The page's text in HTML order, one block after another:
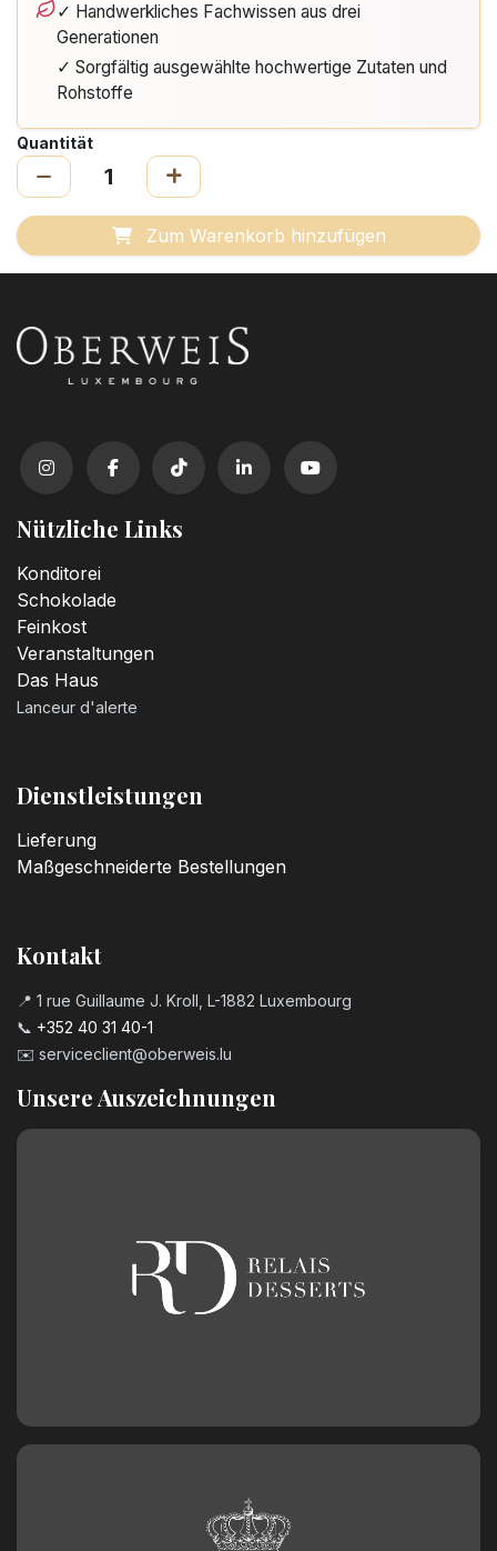
✓ Handwerkliches Fachwissen aus drei
Generationen
✓ Sorgfältig ausgewählte hochwertige Zutaten und
Rohstoffe
Quantität
Zum Warenkorb hinzufügen
Nützliche Links
Konditorei
Schokolade
Feinkost
Veranstaltungen
Das Haus
Lanceur d'alerte
Dienstleistungen
Lieferung
Maßgeschneiderte Bestellungen
Kontakt
📍 1 rue Guillaume J. Kroll, L-1882 Luxembourg
📞 +352 40 31 40-1
✉️ serviceclient@oberweis.lu
Unsere Auszeichnungen